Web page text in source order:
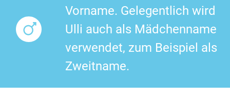
Vorname. Gelegentlich wird
Ulli auch als Mädchenname
verwendet, zum Beispiel als
Zweitname.